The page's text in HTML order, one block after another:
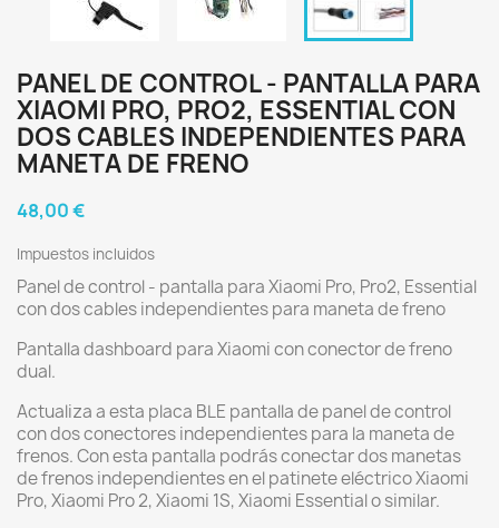
PANEL DE CONTROL - PANTALLA PARA
XIAOMI PRO, PRO2, ESSENTIAL CON
DOS CABLES INDEPENDIENTES PARA
MANETA DE FRENO
48,00 €
Impuestos incluidos
Panel de control - pantalla para Xiaomi Pro, Pro2, Essential
con dos cables independientes para maneta de freno
Pantalla dashboard para Xiaomi con conector de freno
dual.
Actualiza a esta placa BLE pantalla de panel de control
con dos conectores independientes para la maneta de
frenos. Con esta pantalla podrás conectar dos manetas
de frenos independientes en el patinete eléctrico Xiaomi
Pro, Xiaomi Pro 2, Xiaomi 1S, Xiaomi Essential o similar.